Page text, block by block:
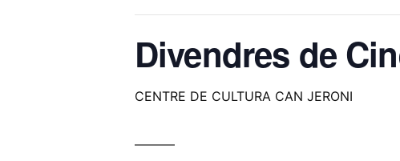
Divendres de
CENTRE DE CULTURA CAN JERONI